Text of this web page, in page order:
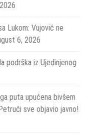
Lukom: Vujović ne
6, 2026
podrška iz Ujedinjenog
puta upućena bivšem
sve objavio javno!